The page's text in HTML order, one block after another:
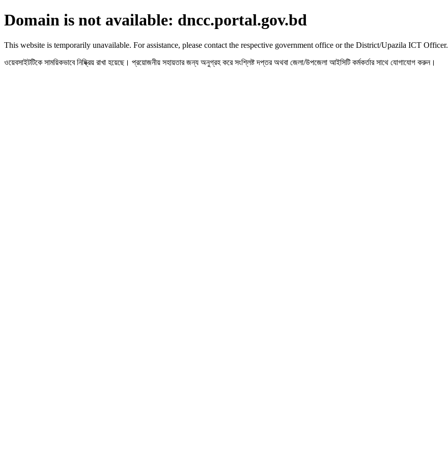
Domain is not available: dncc.portal.gov.bd
This website is temporarily unavailable. For assistance, please contact the respective government office or the District/Upazila ICT Officer.
ওয়েবসাইটটিকে সাময়িকভাবে নিষ্ক্রিয় রাখা হয়েছে। প্রয়োজনীয় সহায়তার জন্য অনুগ্রহ করে সংশ্লিষ্ট দপ্তর অথবা জেলা/উপজেলা আইসিটি কর্মকর্তার সাথে যোগাযোগ করুন।